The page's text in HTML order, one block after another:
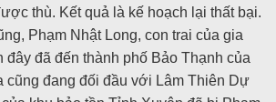
thù. Kết quả là kế hoạch lại thất bại.
Phạm Nhật Long, con trai của gia
đây đã đến thành phố Bảo Thạnh của
cũng đang đối đầu với Lâm Thiên Dự